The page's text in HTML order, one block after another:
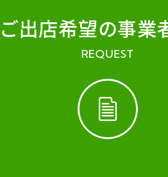
ご出店希望の事業
REQUEST